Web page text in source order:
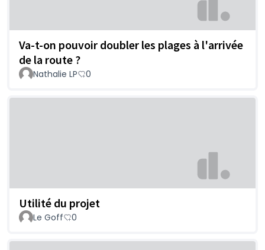
Va-t-on pouvoir doubler les plages à l'arrivée
de la route ?
Nathalie LP 0
Utilité du projet
Le Goff 0